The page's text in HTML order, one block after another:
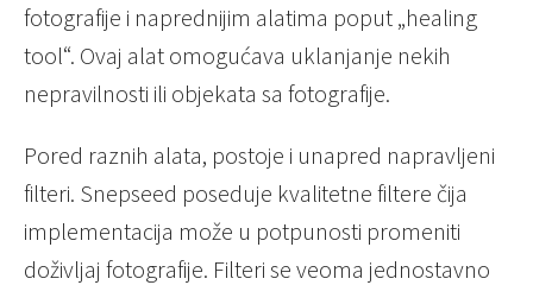
fotografije i naprednijim alatima poput „healing
tool“. Ovaj alat omogućava uklanjanje nekih
nepravilnosti ili objekata sa fotografije.
Pored raznih alata, postoje i unapred napravljeni
filteri. Snepseed poseduje kvalitetne filtere čija
implementacija može u potpunosti promeniti
doživljaj fotografije. Filteri se veoma jednostavno